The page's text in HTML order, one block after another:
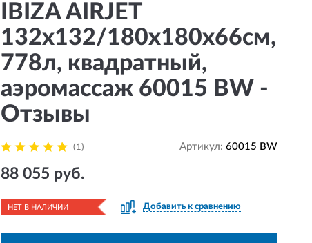
IBIZA AIRJET
132х132/180х180х66см,
778л, квадратный,
аэромассаж 60015 BW -
Отзывы
(1) Артикул: 60015 BW
88 055 руб.
НЕТ В НАЛИЧИИ Добавить к сравнению